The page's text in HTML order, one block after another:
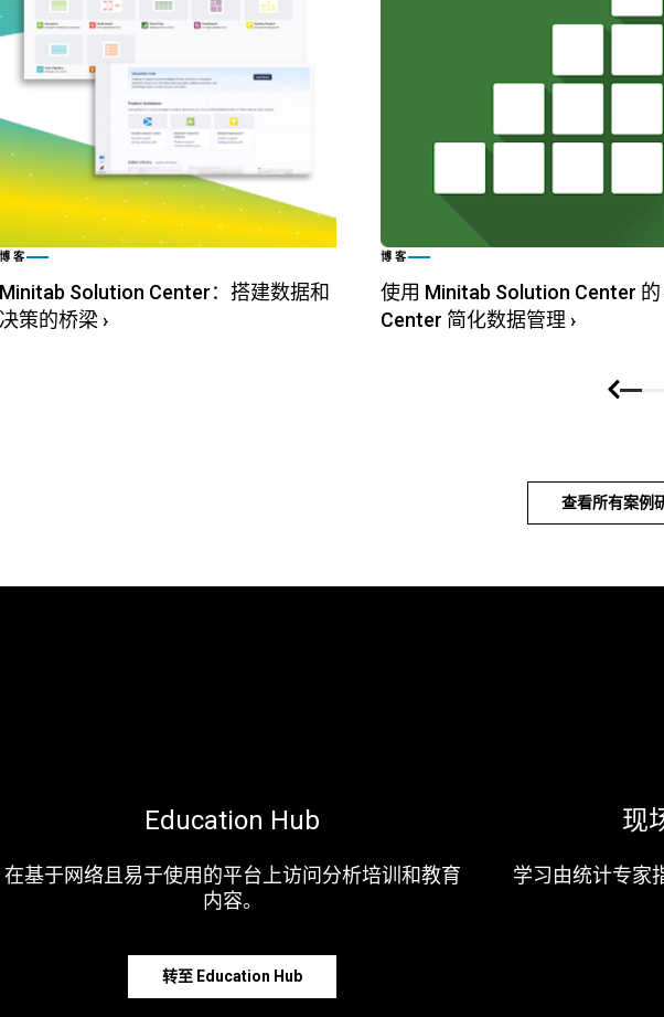
博客
Minitab Solution Center：搭建数据和
决策的桥梁 ›
博客
使用 Minitab Solution Center 的
Center 简化数据管理 ›
查看所有案例
Education Hub
在基于网络且易于使用的平台上访问分析培训和教育
内容。
转至 Education Hub
现
学习由统计专家